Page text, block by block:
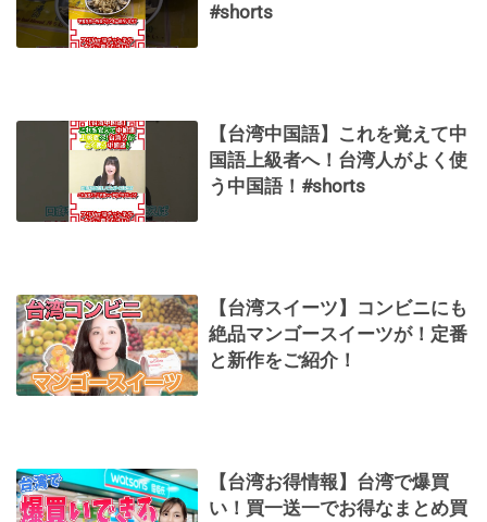
#shorts
【台湾中国語】これを覚えて中
国語上級者へ！台湾人がよく使
う中国語！#shorts
【台湾スイーツ】コンビニにも
絶品マンゴースイーツが！定番
と新作をご紹介！
【台湾お得情報】台湾で爆買
い！買一送一でお得なまとめ買